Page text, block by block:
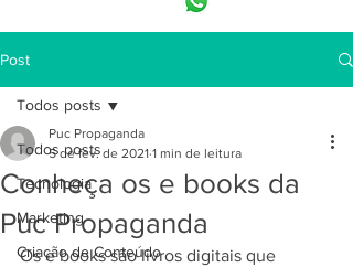
Post
Todos posts
Tecnologia
Marketing
Criação de Conteúdo
Todos posts
Conheça os e books da
Puc Propaganda
Puc Propaganda
5 de fev. de 2021 1 min de leitura
Os e books são livros digitais que